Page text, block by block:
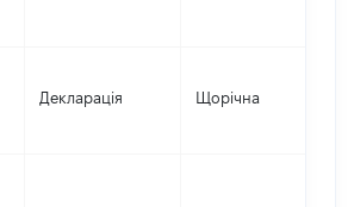
Декларація Щорічна